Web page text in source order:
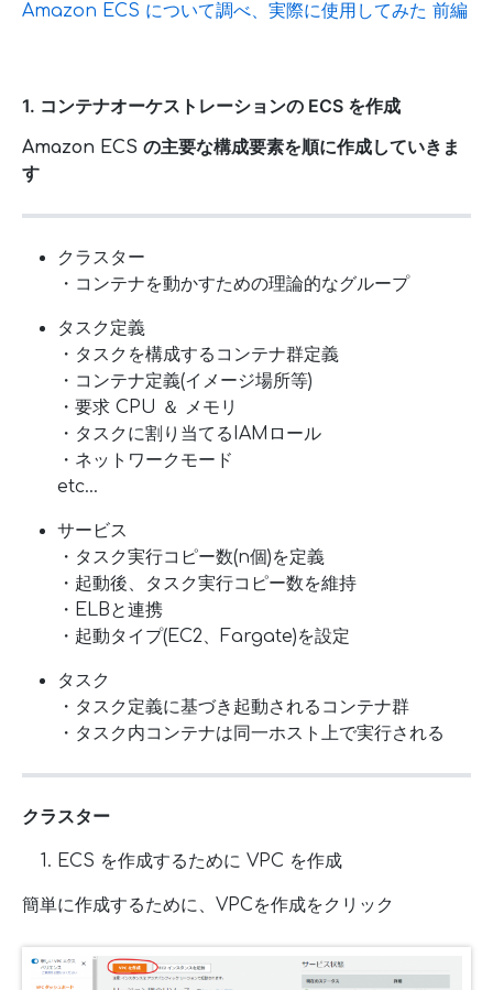
Amazon ECS について調べ、実際に使用してみた 前編
1. コンテナオーケストレーションの ECS を作成
Amazon ECS の主要な構成要素を順に作成していきま
す
クラスター
・コンテナを動かすための理論的なグループ
タスク定義
・タスクを構成するコンテナ群定義
・コンテナ定義(イメージ場所等)
・要求 CPU ＆ メモリ
・タスクに割り当てるIAMロール
・ネットワークモード
etc…
サービス
・タスク実行コピー数(n個)を定義
・起動後、タスク実行コピー数を維持
・ELBと連携
・起動タイプ(EC2、Fargate)を設定
タスク
・タスク定義に基づき起動されるコンテナ群
・タスク内コンテナは同一ホスト上で実行される
クラスター
ECS を作成するために VPC を作成
簡単に作成するために、VPCを作成をクリック